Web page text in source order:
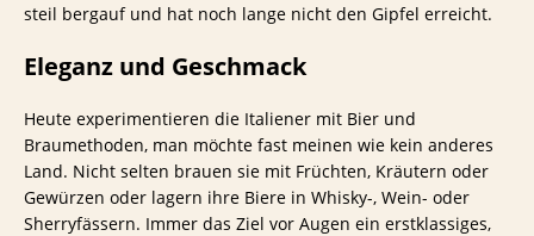
steil bergauf und hat noch lange nicht den Gipfel erreicht.
Eleganz und Geschmack
Heute experimentieren die Italiener mit Bier und
Braumethoden, man möchte fast meinen wie kein anderes
Land. Nicht selten brauen sie mit Früchten, Kräutern oder
Gewürzen oder lagern ihre Biere in Whisky-, Wein- oder
Sherryfässern. Immer das Ziel vor Augen ein erstklassiges,